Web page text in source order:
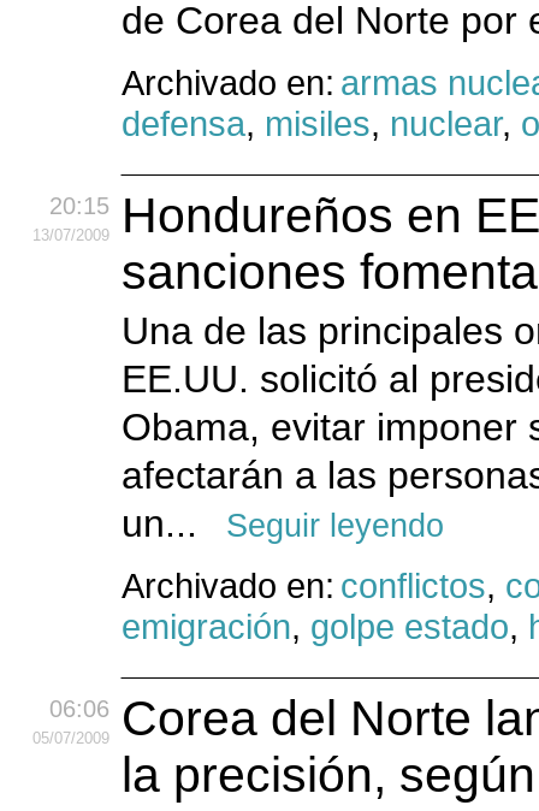
de Corea del Norte por
Archivado en: armas
defensa, misiles, nuclear,
20:15
13/07/2009
Hondureños en
sanciones
Una de las principales
EE.UU. solicitó al
Obama, evitar imponer
afectarán a las
un...
Seguir leyendo
Archivado en: conflictos,
emigración, golpe estado,
06:06
05/07/2009
Corea del Norte
la precisión,